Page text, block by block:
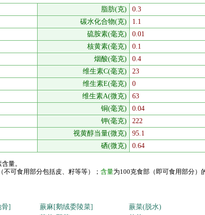
脂肪(克)
0.3
碳水化合物(克)
1.1
硫胺素(毫克)
0.01
核黄素(毫克)
0.1
烟酸(毫克)
0.4
维生素C(毫克)
23
维生素E(毫克)
0
维生素A(微克)
63
铜(毫克)
0.04
钾(毫克)
222
视黄醇当量(微克)
95.1
硒(微克) 0.64
量。
不可食用部分包括皮、籽等等）； 含量为100克食部（即可食用部分）
] 蕨麻[鹅绒委陵菜]
蕨菜(脱水)